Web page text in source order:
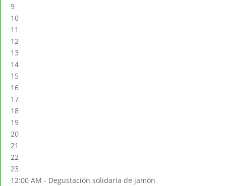
9
10
11
12
13
14
15
16
17
18
19
20
21
22
23
12:00 AM - Degustación solidaria de jamón